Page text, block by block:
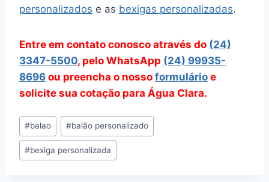
personalizados e as bexigas personalizadas.
Entre em contato conosco através do (24)
3347-5500, pelo WhatsApp (24) 99935-
8696 ou preencha o nosso formulário e
solicite sua cotação para Água Clara.
Tags
do
Post:
#balao #balão personalizado
#bexiga personalizada